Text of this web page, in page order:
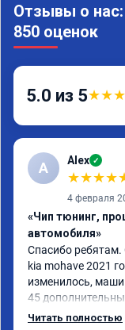
Отзывы о нас:
850 оценок
5.0 из 5★★★
A Alex ✓
★★★★
4 февраля
«Чип тюнинг,
автомобиля»
Спасибо ребятам.
kia mohave 2021
изменилось,
45
чувствуется и
Читать полностью